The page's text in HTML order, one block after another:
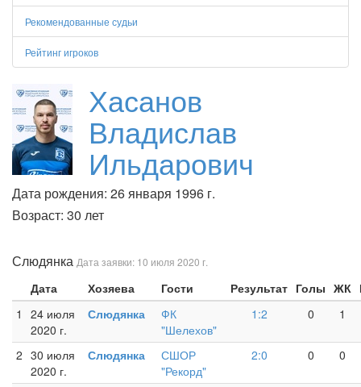
Рекомендованные судьи
Рейтинг игроков
Хасанов
Владислав
Ильдарович
Дата рождения: 26 января 1996 г.
Возраст: 30 лет
Слюдянка Дата заявки: 10 июля 2020 г.
Дата Хозяева Гости Результат Голы ЖК
1
24 июля
2020 г.
Слюдянка
ФК
"Шелехов"
1:2 0 1
2 30 июля
2020 г.
Слюдянка
СШОР
"Рекорд"
2:0 0 0